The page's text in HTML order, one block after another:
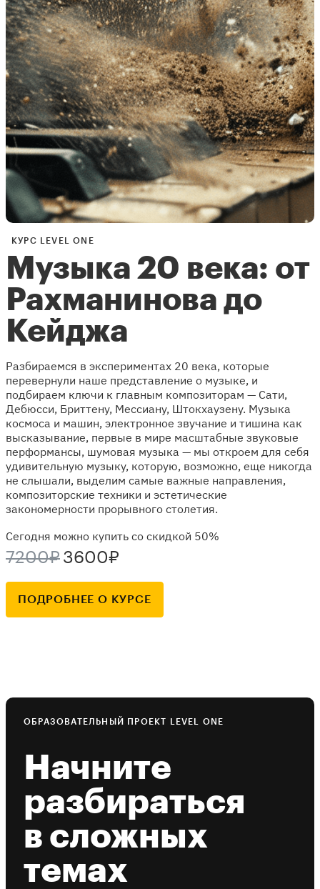
КУРС LEVEL ONE
Музыка 20 века: от
Рахманинова до
Кейджа
Разбираемся в экспериментах 20 века, которые
перевернули наше представление о музыке, и
подбираем ключи к главным композиторам — Сати,
Дебюсси, Бриттену, Мессиану, Штокхаузену. Музыка
космоса и машин, электронное звучание и тишина как
высказывание, первые в мире масштабные звуковые
перформансы, шумовая музыка — мы откроем для себя
удивительную музыку, которую, возможно, еще никогда
не слышали, выделим самые важные направления,
композиторские техники и эстетические
закономерности прорывного столетия.
Сегодня можно купить со скидкой 50%
7200₽ 3600₽
ПОДРОБНЕЕ О КУРСЕ
ОБРАЗОВАТЕЛЬНЫЙ ПРОЕКТ LEVEL ONE
Начните
разбираться
в сложных
темах